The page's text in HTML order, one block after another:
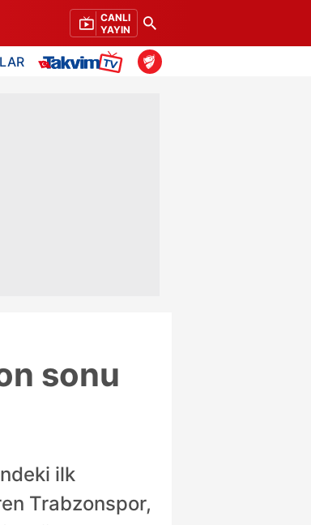
CANLI
YAYIN
sonu
ilk
Trabzonspor,